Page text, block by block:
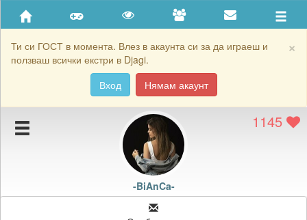
×
Ти си ГОСТ в момента. Влез в акаунта си за да играеш и
ползваш всички екстри в Djagi.
Вход
Нямам акаунт
Приятели
Хронология на игри
Подаръците на -BiAnCa-
Картичките на -BiAnCa-
1145
-BiAnCa-